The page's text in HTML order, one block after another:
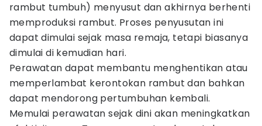
rambut tumbuh) menyusut dan akhirnya berhenti
memproduksi rambut. Proses penyusutan ini
dapat dimulai sejak masa remaja, tetapi biasanya
dimulai di kemudian hari.
Perawatan dapat membantu menghentikan atau
memperlambat kerontokan rambut dan bahkan
dapat mendorong pertumbuhan kembali.
Memulai perawatan sejak dini akan meningkatkan